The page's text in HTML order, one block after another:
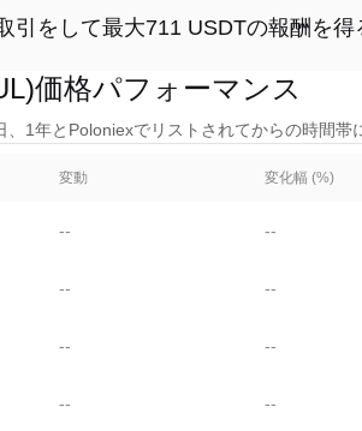
引をして最大711 USDTの報酬を得
価格パフォーマンス
、1年とPoloniexでリストされてからの時間
変動 変化幅 (%)
-- --
-- --
-- --
-- --